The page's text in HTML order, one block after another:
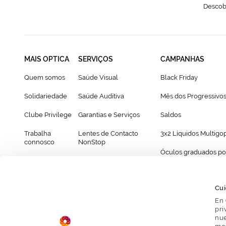
En
MAIS OPTICA
Quem somos
Solidariedade
Clube Privilege
Trabalha
connosco
SERVIÇOS
Saúde Visual
Saúde Auditiva
Garantias e Serviços
Lentes de Contacto
NonStop
CAMPANHAS
Black Friday
Mês dos Progressivos
Saldos
3x2 Líquidos
Óculos graduados